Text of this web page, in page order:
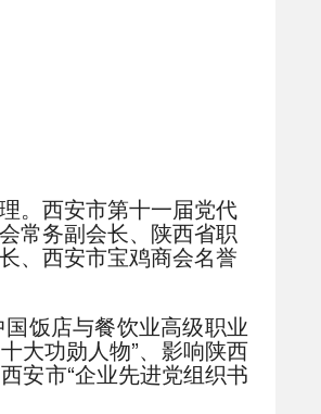
。西安市第十一届党代
常务副会长、陕西省职
、西安市宝鸡商会名誉
饭店与餐饮业高级职业
大功勋人物”、影响陕西
安市“企业先进党组织书